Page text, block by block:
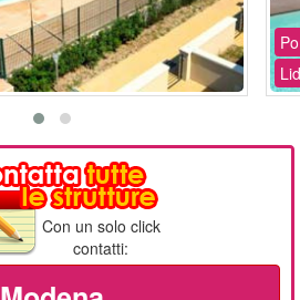
Con un solo click
contatti: